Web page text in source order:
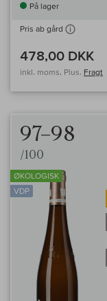
På lager
Pris ab gård
478,00 DKK
inkl. moms, Plus. Fragt
97–98
/100
ØKOLOGISK
VDP